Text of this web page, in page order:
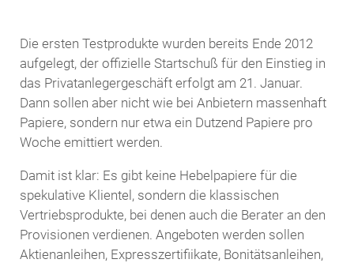
Die ersten Testprodukte wurden bereits Ende 2012
aufgelegt, der offizielle Startschuß für den Einstieg in
das Privatanlegergeschäft erfolgt am 21. Januar.
Dann sollen aber nicht wie bei Anbietern massenhaft
Papiere, sondern nur etwa ein Dutzend Papiere pro
Woche emittiert werden.
Damit ist klar: Es gibt keine Hebelpapiere für die
spekulative Klientel, sondern die klassischen
Vertriebsprodukte, bei denen auch die Berater an den
Provisionen verdienen. Angeboten werden sollen
Aktienanleihen, Expresszertifiikate, Bonitätsanleihen,